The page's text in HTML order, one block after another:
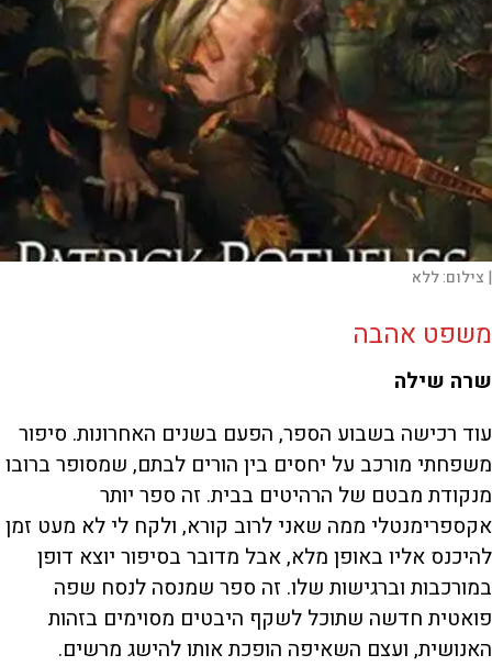
| צילום:ללא
משפט אהבה
שרה שילה
עוד רכישה בשבוע הספר, הפעם בשנים האחרונות. סיפור
משפחתי מורכב על יחסים בין הורים לבתם, שמסופר ברובו
מנקודת מבטם של הרהיטים בבית. זה ספר יותר
אקספרימנטלי ממה שאני לרוב קורא, ולקח לי לא מעט זמן
להיכנס אליו באופן מלא, אבל מדובר בסיפור יוצא דופן
במורכבות וברגישות שלו. זה ספר שמנסה לנסח שפה
פואטית חדשה שתוכל לשקף היבטים מסוימים בזהות
האנושית, ועצם השאיפה הופכת אותו להישג מרשים.